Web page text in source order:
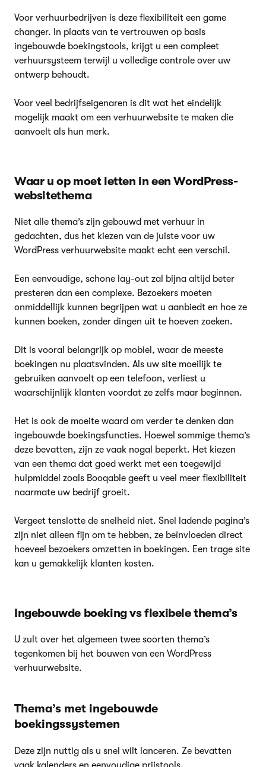
Voor verhuurbedrijven is deze flexibiliteit een game
changer. In plaats van te vertrouwen op basis
ingebouwde boekingstools, krijgt u een compleet
verhuursysteem terwijl u volledige controle over uw
ontwerp behoudt.
Voor veel bedrijfseigenaren is dit wat het eindelijk
mogelijk maakt om een verhuurwebsite te maken die
aanvoelt als hun merk.
Waar u op moet letten in een WordPress-
websitethema
Niet alle thema’s zijn gebouwd met verhuur in
gedachten, dus het kiezen van de juiste voor uw
WordPress verhuurwebsite maakt echt een verschil.
Een eenvoudige, schone lay-out zal bijna altijd beter
presteren dan een complexe. Bezoekers moeten
onmiddellijk kunnen begrijpen wat u aanbiedt en hoe ze
kunnen boeken, zonder dingen uit te hoeven zoeken.
Dit is vooral belangrijk op mobiel, waar de meeste
boekingen nu plaatsvinden. Als uw site moeilijk te
gebruiken aanvoelt op een telefoon, verliest u
waarschijnlijk klanten voordat ze zelfs maar beginnen.
Het is ook de moeite waard om verder te denken dan
ingebouwde boekingsfuncties. Hoewel sommige thema’s
deze bevatten, zijn ze vaak nogal beperkt. Het kiezen
van een thema dat goed werkt met een toegewijd
hulpmiddel zoals Booqable geeft u veel meer flexibiliteit
naarmate uw bedrijf groeit.
Vergeet tenslotte de snelheid niet. Snel ladende pagina’s
zijn niet alleen fijn om te hebben, ze beïnvloeden direct
hoeveel bezoekers omzetten in boekingen. Een trage site
kan u gemakkelijk klanten kosten.
Ingebouwde boeking vs flexibele thema’s
U zult over het algemeen twee soorten thema’s
tegenkomen bij het bouwen van een WordPress
verhuurwebsite.
Thema’s met ingebouwde
boekingssystemen
Deze zijn nuttig als u snel wilt lanceren. Ze bevatten